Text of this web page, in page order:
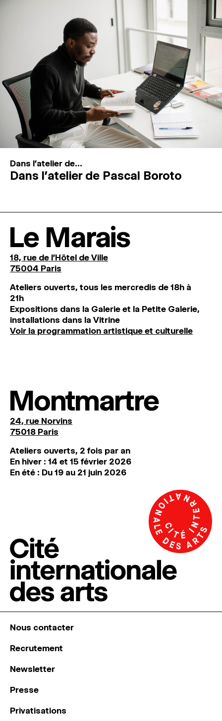
Dans l'atelier de...
Dans l’atelier de Pascal Boroto
Le Marais
18, rue de l'Hôtel de Ville
75004 Paris
Ateliers ouverts, tous les mercredis de 18h à
21h
Expositions dans la Galerie et la Petite Galerie,
installations dans la Vitrine
Voir la programmation artistique et culturelle
Montmartre
24, rue Norvins
75018 Paris
Ateliers ouverts, 2 fois par an
En hiver : 14 et 15 février 2026
En été : Du 19 au 21 juin 2026
Nous contacter
Recrutement
Newsletter
Presse
Privatisations